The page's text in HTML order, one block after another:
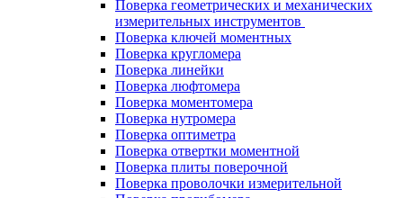
Поверка геометрических и механических
измерительных инструментов
Поверка ключей моментных
Поверка кругломера
Поверка линейки
Поверка люфтомера
Поверка моментомера
Поверка нутромера
Поверка оптиметра
Поверка отвертки моментной
Поверка плиты поверочной
Поверка проволочки измерительной